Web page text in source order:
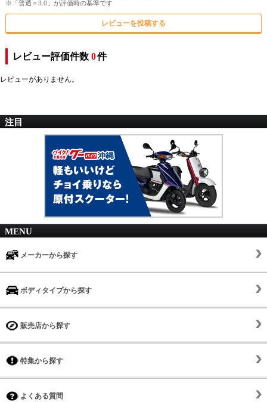
※「普通＝3.0」が評価時の基準です
レビューを投稿する
レビュー評価件数 0件
レビューがありません。
注目
MENU
メーカーから探す
ボディタイプから探す
販売店から探す
特集から探す
よくある質問